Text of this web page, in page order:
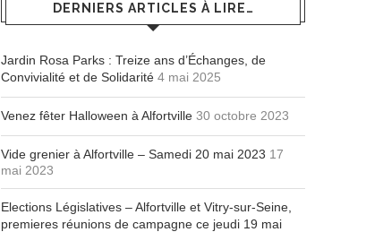
DERNIERS ARTICLES À LIRE…
Jardin Rosa Parks : Treize ans d’Échanges, de
Convivialité et de Solidarité 4 mai 2025
Venez fêter Halloween à Alfortville 30 octobre 2023
Vide grenier à Alfortville – Samedi 20 mai 2023 17
mai 2023
Elections Législatives – Alfortville et Vitry-sur-Seine,
premieres réunions de campagne ce jeudi 19 mai